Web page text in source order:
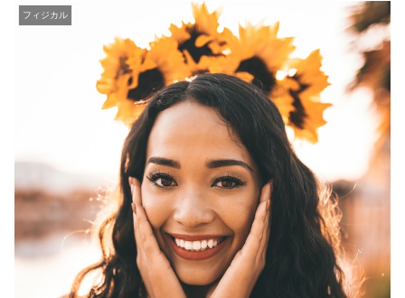
フィジカル